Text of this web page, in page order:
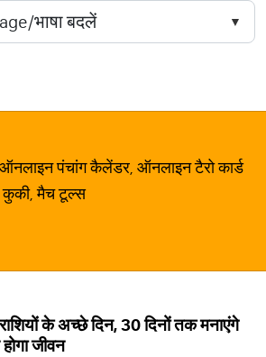
पंचांग कैलेंडर, ऑनलाइन टैरो कार्ड
कुकी, मैच टूल्स
के अच्छे दिन, 30 दिनों तक मनाएंगे
जीवन